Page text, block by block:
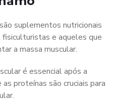
suplementos nutricionais
e aqueles que
a massa muscular.
é essencial após a
proteínas são cruciais para